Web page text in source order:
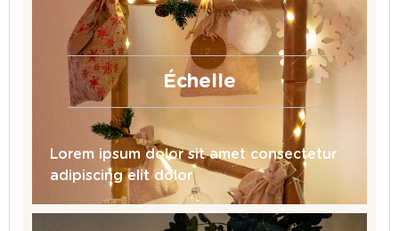
Échelle
Lorem ipsum dolor sit amet consectetur
adipiscing elit dolor